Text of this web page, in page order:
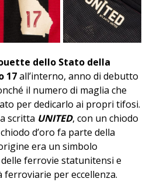
dello Stato della
17all’interno, anno di debutto
il numero di maglia che
per dedicarlo ai propri tifosi.
scritta UNITED, con un chiodo
d’oro fa parte della
era un simbolo
ferrovie statunitensi e
ferroviarie per eccellenza.